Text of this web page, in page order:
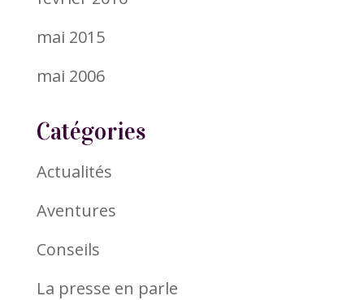
mai 2015
mai 2006
Catégories
Actualités
Aventures
Conseils
La presse en parle